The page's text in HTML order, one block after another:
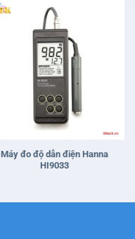
Máy đo độ dẫn điện Hanna
HI9033